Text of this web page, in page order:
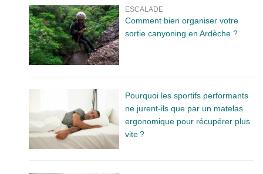
ESCALADE
Comment bien organiser votre
sortie canyoning en Ardèche ?
Pourquoi les sportifs performants
ne jurent-ils que par un matelas
ergonomique pour récupérer plus
vite ?